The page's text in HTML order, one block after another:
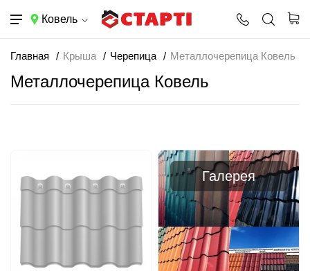
Ковель
Главная Крыша Черепица Металлочерепица Ковель
Металлочерепица Ковель
Галерея